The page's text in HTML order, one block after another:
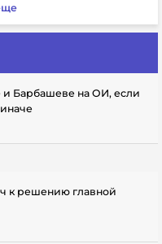
и Барбашеве на ОИ, если
к решению главной